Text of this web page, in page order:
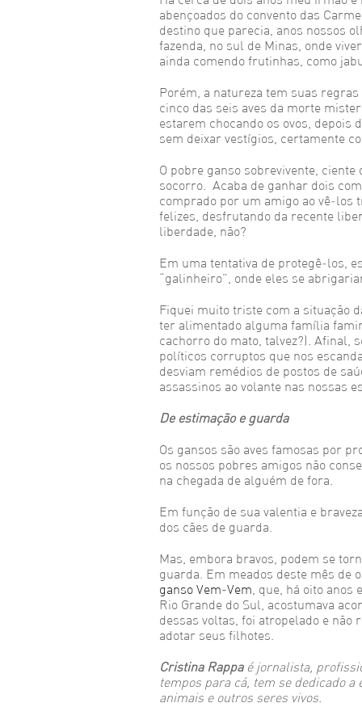
abençoados do convento das
destino que parecia, anos nossos
fazenda, no sul de Minas, onde
ainda comendo frutinhas, como
Porém, a natureza tem suas
cinco das seis aves da morte
estarem chocando os ovos, depois
sem deixar vestígios, certamente
O pobre ganso sobrevivente,
socorro. Acaba de ganhar dois
comprado por um amigo ao vê-los
felizes, desfrutando da recente
liberdade, não?
Em uma tentativa de protegê-los,
“galinheiro”, onde eles se
Fiquei muito triste com a situação
ter alimentado alguma família
cachorro do mato, talvez?). Afinal,
políticos corruptos que nos
desviam remédios de postos de
assassinos ao volante nas nossas
De estimação e guarda
Os gansos são aves famosas por
os nossos pobres amigos não
na chegada de alguém de fora.
Em função de sua valentia e
dos cães de guarda.
Mas, embora bravos, podem se
guarda. Em meados deste mês de
ganso Vem-Vem, que, há oito anos
Rio Grande do Sul, acostumava
dessas voltas, foi atropelado e não
adotar seus filhotes.
Cristina Rappaé jornalista,
tempos para cá, tem se dedicado
animais e outros seres vivos.